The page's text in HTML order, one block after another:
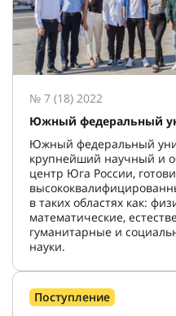
№ 7 (18) 2022
Южный федеральный
Южный федеральный
крупнейший научный и
центр Юга России,
в таких областях как:
математические,
гуманитарные и
науки.
Поступление